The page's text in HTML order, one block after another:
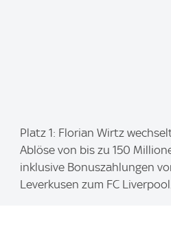
m
Platz 1: Florian Wirtz
Ablöse von bis zu 150
inklusive Bonuszahlungen
Leverkusen zum FC